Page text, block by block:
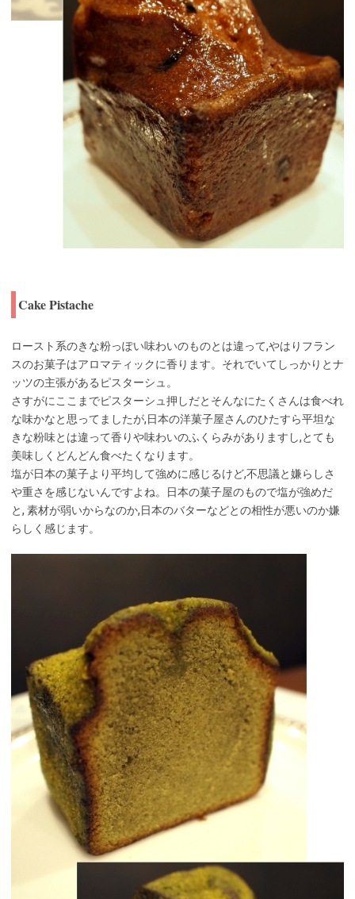
Cake Pistache
ロースト系のきな粉っぽい味わいのものとは違って,やはりフラン
スのお菓子はアロマティックに香ります。それでいてしっかりとナ
ッツの主張があるピスターシュ。
さすがにここまでピスターシュ押しだとそんなにたくさんは食べれ
な味かなと思ってましたが,日本の洋菓子屋さんのひたすら平坦な
きな粉味とは違って香りや味わいのふくらみがありますし,とても
美味しくどんどん食べたくなります。
塩が日本の菓子より平均して強めに感じるけど,不思議と嫌らしさ
や重さを感じないんですよね。日本の菓子屋のもので塩が強めだ
と, 素材が弱いからなのか,日本のバターなどとの相性が悪いのか嫌
らしく感じます。